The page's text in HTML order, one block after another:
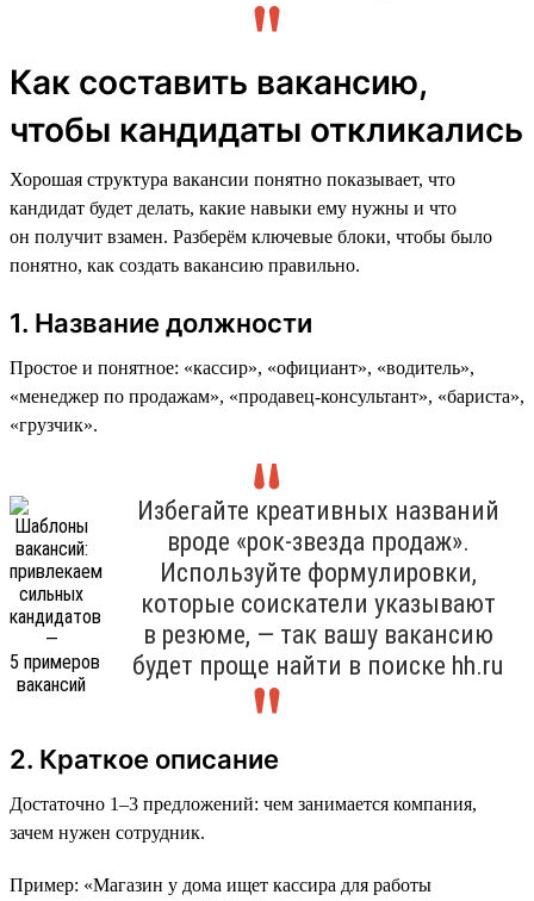
Как составить вакансию,
чтобы кандидаты откликались
Хорошая структура вакансии понятно показывает, что
кандидат будет делать, какие навыки ему нужны и что
он получит взамен. Разберём ключевые блоки, чтобы было
понятно, как создать вакансию правильно.
1. Название должности
Простое и понятное: «кассир», «официант», «водитель»,
«менеджер по продажам», «продавец-консультант», «бариста»,
«грузчик».
Избегайте креативных названий
вроде «рок-звезда продаж».
Используйте формулировки,
которые соискатели указывают
в резюме, — так вашу вакансию
будет проще найти в поиске hh.ru
2. Краткое описание
Достаточно 1–3 предложений: чем занимается компания,
зачем нужен сотрудник.
Пример: «Магазин у дома ищет кассира для работы